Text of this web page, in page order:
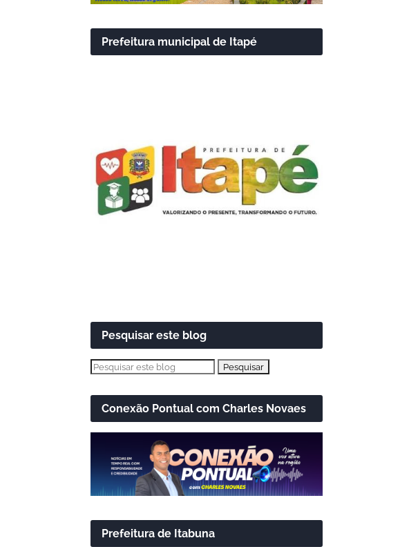
Prefeitura municipal de Itapé
Pesquisar este blog
Conexão Pontual com Charles Novaes
Prefeitura de Itabuna